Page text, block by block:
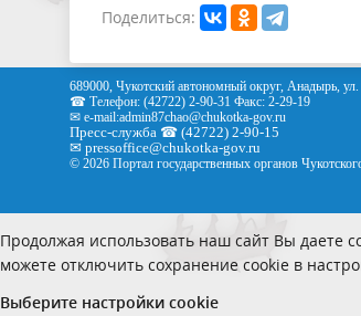
Поделиться:
689000, Чукотский автономный округ, Анадырь, ул.
☎ Телефон: (42722) 2-90-31 Факс: 2-29-19
✉ e-mail:admin87chao@chukotka-gov.ru
Пресс-служба ☎ (42722) 2-90-15
✉ pressoffice@chukotka-gov.ru
© 2026 Портал государственных органов
Продолжая использовать наш сайт Вы даете
можете отключить сохранение cookie в
Выберите настройки cookie